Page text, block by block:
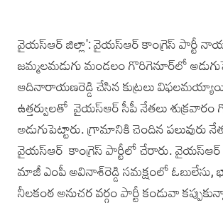
వైయ‌స్ఆర్ జిల్లా': వైయ‌స్ఆర్‌ కాంగ్రెస్‌ పార్టీ
జమ్మలమడుగు మండలం గొరిగెనూర్‌లో
ఆదినారాయణరెడ్డి చేసిన కుట్రలు
ఉత్తర్వులతో వైయ‌స్ఆర్‌ సీపీ నేతలు శుక్రవారం
అడుగుపెట్టారు. గ్రామానికి చెందిన పలువురు
వైయ‌స్ఆర్ కాంగ్రెస్‌ పార్టీలో చేరారు. వైయ‌స్ఆర్
మాజీ ఎంపీ అవినాశ్‌రెడ్డి సమక్షంలో ఓబులేసు,
నీలకంఠ అనుచర వర్గం పార్టీ కండువా